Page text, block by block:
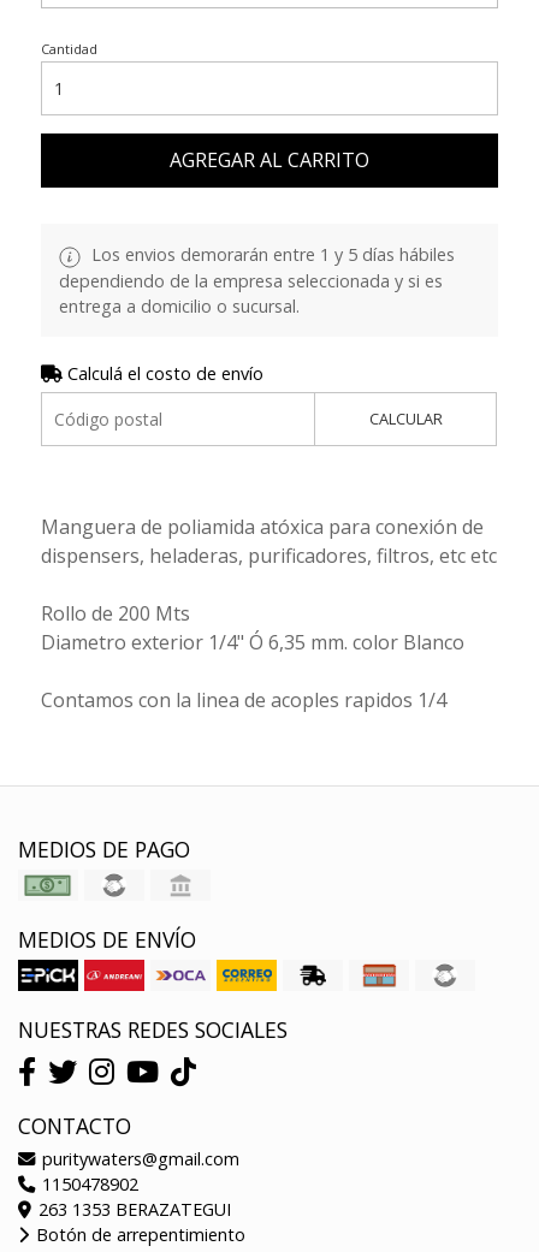
Cantidad
AGREGAR AL CARRITO
Los envios demorarán entre 1 y 5 días hábiles
dependiendo de la empresa seleccionada y si es
entrega a domicilio o sucursal.
Calculá el costo de envío
CALCULAR
Manguera de poliamida atóxica para conexión de
dispensers, heladeras, purificadores, filtros, etc etc
Rollo de 200 Mts
Diametro exterior 1/4" Ó 6,35 mm. color Blanco
Contamos con la linea de acoples rapidos 1/4
MEDIOS DE PAGO
MEDIOS DE ENVÍO
NUESTRAS REDES SOCIALES
CONTACTO
puritywaters@gmail.com
1150478902
263 1353 BERAZATEGUI
Botón de arrepentimiento